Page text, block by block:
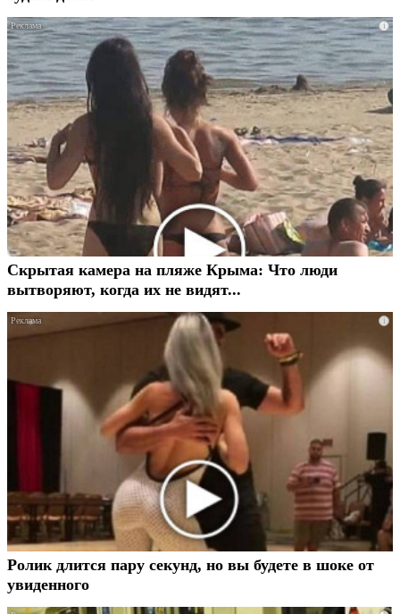
i
Скрытая камера на пляже Крыма: Что люди
вытворяют, когда их не видят...
i
Ролик длится пару секунд, но вы будете в шоке от
увиденного